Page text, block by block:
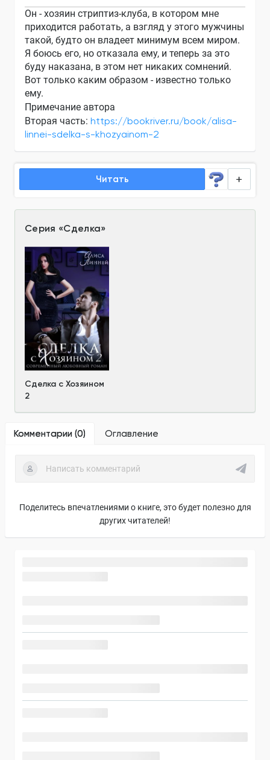
Он - хозяин стриптиз-клуба, в котором мне
приходится работать, а взгляд у этого мужчины
такой, будто он владеет минимум всем миром.
Я боюсь его, но отказала ему, и теперь за это
буду наказана, в этом нет никаких сомнений.
Вот только каким образом - известно только
ему.
Примечание автора
Вторая часть: https://bookriver.ru/book/alisa-
linnei-sdelka-s-khozyainom-2
Читать
Серия «Сделка»
Сделка с Хозяином
2
Комментарии (0) Оглавление
Поделитесь впечатлениями о книге, это будет полезно для
других читателей!